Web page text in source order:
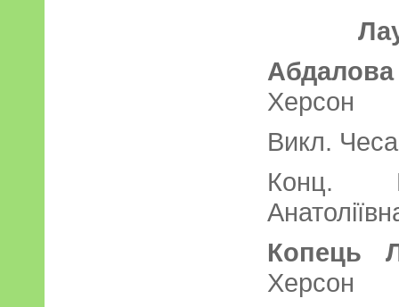
Викл.
Конц.
Копець